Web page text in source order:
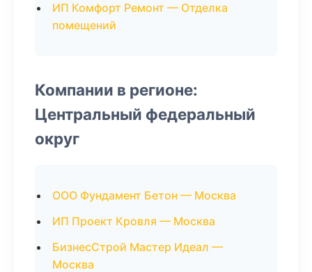
ИП Комфорт Ремонт — Отделка
помещений
Компании в регионе:
Центральный федеральный
округ
ООО Фундамент Бетон — Москва
ИП Проект Кровля — Москва
БизнесСтрой Мастер Идеал —
Москва